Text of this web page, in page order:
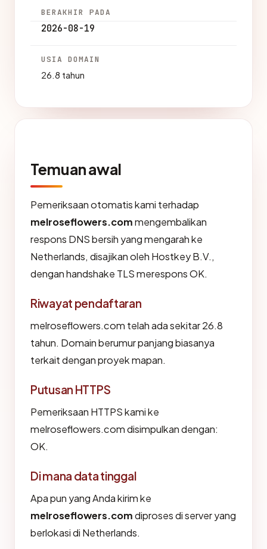
BERAKHIR PADA
2026-08-19
USIA DOMAIN
26.8 tahun
Temuan awal
Pemeriksaan otomatis kami terhadap
melroseflowers.commengembalikan
respons DNS bersih yang mengarah ke
Netherlands, disajikan oleh Hostkey B.V.,
dengan handshake TLS merespons OK.
Riwayat pendaftaran
melroseflowers.com telah ada sekitar 26.8
tahun. Domain berumur panjang biasanya
terkait dengan proyek mapan.
Putusan HTTPS
Pemeriksaan HTTPS kami ke
melroseflowers.com disimpulkan dengan:
OK.
Di mana data tinggal
Apa pun yang Anda kirim ke
melroseflowers.comdiproses di server yang
berlokasi di Netherlands.